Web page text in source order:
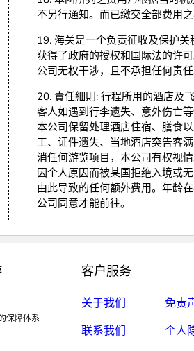
不另行通知。而已缴交全部费用
19. 海关是一个负责征收及保护
获得了政府的授权和国际法的许
公司无权干涉，且不承担任何责
20. 責任細則: 行程所用的酒店及
客人如遇到行李遗失、意外伤亡
本公司保留处理酒店住宿、膳食
工、证件遗失、当地酒店突告客
消任何游览项目，本公司有权视
因个人原因而被某国拒绝入境或
由此导致的任何额外费用。年龄
公司同意才能前往。
保障体系
客户服务
关于我们
联系我们
免责
个人